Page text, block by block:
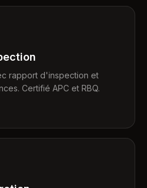
rapport d'inspection et
Certifié APC et RBQ.